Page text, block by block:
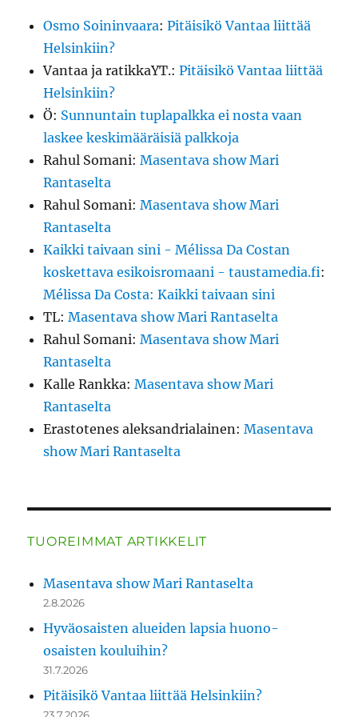
Osmo Soininvaara:Pitäisikö Vantaa liittää
Helsinkiin?
Vantaa ja ratikkaYT.:Pitäisikö Vantaa liittää
Helsinkiin?
Ö: Sunnuntain tuplapalkka ei nosta vaan
laskee keskimääräisiä palkkoja
Rahul Somani:Masentava show Mari
Rantaselta
Rahul Somani:Masentava show Mari
Rantaselta
Kaikki taivaan sini - Mélissa Da Costan
koskettava esikoisromaani - taustamedia.fi:
Mélissa Da Costa: Kaikki taivaan sini
TL:Masentava show Mari Rantaselta
Rahul Somani:Masentava show Mari
Rantaselta
Kalle Rankka:Masentava show Mari
Rantaselta
Erastotenes aleksandrialainen:Masentava
show Mari Rantaselta
TUOREIMMAT ARTIKKELIT
Masentava show Mari Rantaselta
2.8.2026
Hyväosaisten alueiden lapsia huono-
osaisten kouluihin?
31.7.2026
Pitäisikö Vantaa liittää Helsinkiin?
23.7.2026